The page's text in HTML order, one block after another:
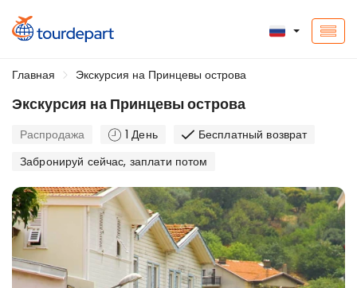
Главная Экскурсия на Принцевы острова
Экскурсия на Принцевы острова
Распродажа 1 День
Бесплатный возврат
Забронируй сейчас, заплати потом